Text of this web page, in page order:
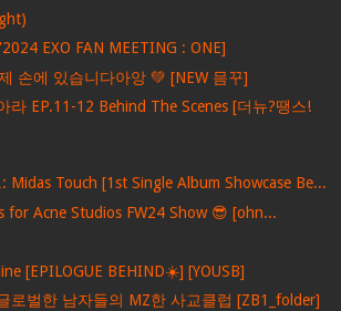
EXO FAN MEETING : ONE]
손에 있습니다아앙 💚 [NEW 믐꾸]
라 EP.11-12 Behind The Scenes [더뉴?땡스!
Midas Touch [1st Single Album Showcase Be...
for Acne Studios FW24 Show 😎 [ohn...
[EPILOGUE BEHIND☀️] [YOUSB]
로벌한 남자들의 MZ한 사교클럽 [ZB1_folder]